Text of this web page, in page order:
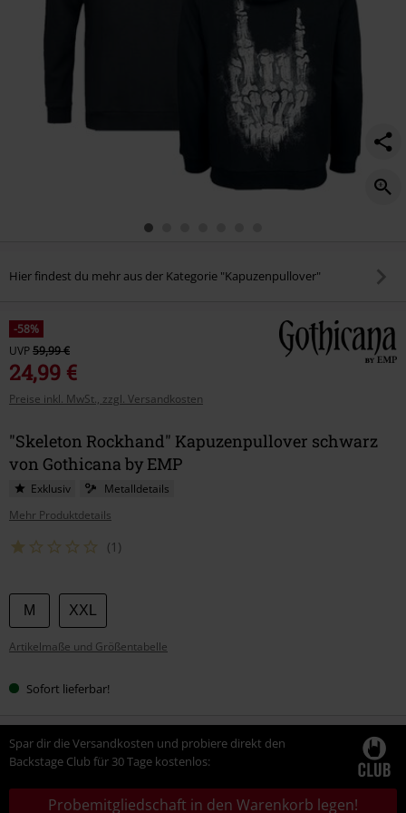
Hier findest du mehr aus der Kategorie "Kapuzenpullover"
-58%
UVP59,99 €
24,99 €
Preise inkl. MwSt., zzgl. Versandkosten
"Skeleton Rockhand" Kapuzenpullover schwarz
von Gothicana by EMP
Exklusiv
Metalldetails
Mehr Produktdetails
(1)
Wähle
deine
Größe
M XXL
Artikelmaße und Größentabelle
Sofort lieferbar!
Spar dir die Versandkosten und probiere direkt den
Backstage Club für 30 Tage kostenlos:
Probemitgliedschaft in den Warenkorb legen!